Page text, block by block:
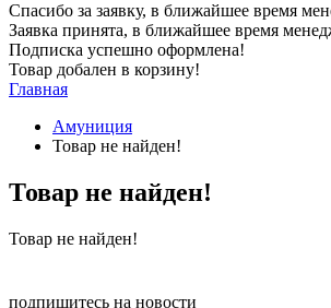
Спасибо за заявку, в ближайшее время
Заявка принята, в ближайшее время
Подписка успешно оформлена!
Товар добален в корзину!
Главная
Амуниция
Товар не найден!
Товар не найден!
Товар не найден!
подпишитесь на новости